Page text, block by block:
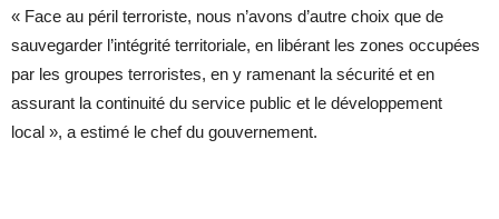
« Face au péril terroriste, nous n’avons d’autre choix que de
sauvegarder l’intégrité territoriale, en libérant les zones occupées
par les groupes terroristes, en y ramenant la sécurité et en
assurant la continuité du service public et le développement
local », a estimé le chef du gouvernement.